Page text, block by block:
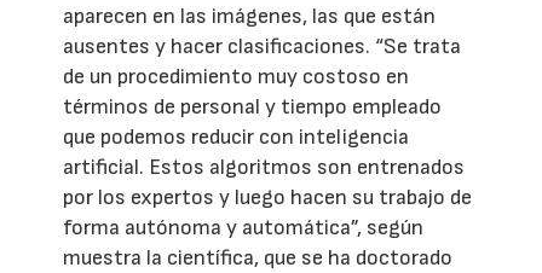
aparecen en las imágenes, las que están
ausentes y hacer clasificaciones. “Se trata
de un procedimiento muy costoso en
términos de personal y tiempo empleado
que podemos reducir con inteligencia
artificial. Estos algoritmos son entrenados
por los expertos y luego hacen su trabajo de
forma autónoma y automática”, según
muestra la científica, que se ha doctorado